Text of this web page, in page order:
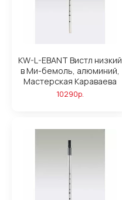
KW-L-EBANT Вистл низкий
в Ми-бемоль, алюминий,
Мастерская Караваева
10290р.